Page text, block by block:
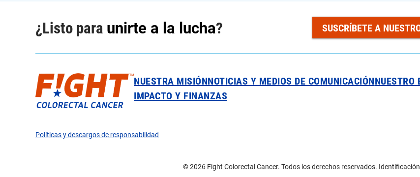
¿Listo para unirte a la lucha? SUSCRÍBETE A
NUESTRA MISIÓNNOTICIAS Y MEDIOS DE COMUNICACIÓNNUESTRO
IMPACTO Y FINANZAS
Políticas y descargos de responsabilidad
© 2026 Fight Colorectal Cancer. Todos los derechos reservados.